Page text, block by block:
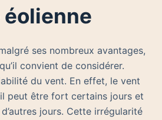
éolienne
ses nombreux avantages,
convient de considérer.
du vent. En effet, le vent
il peut être fort certains jours et
jours. Cette irrégularité